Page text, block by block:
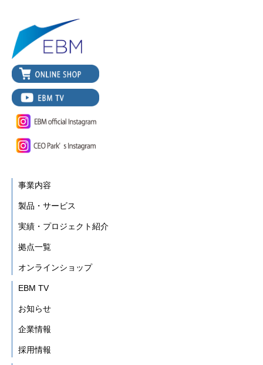
事業内容
製品・サービス
実績・プロジェクト紹介
拠点一覧
オンラインショップ
EBM TV
お知らせ
企業情報
採用情報